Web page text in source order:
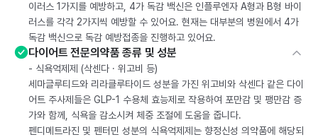
이러스 1가지를 예방하고, 4가 독감 백신은 인플루엔자 A형과 B형 바이
러스를 각각 2가지씩 예방할 수 있어요. 현재는 대부분의 병원에서 4가
독감 백신으로 독감 예방접종을 진행하고 있어요.
다이어트 전문의약품 종류 및 성분
- 식욕억제제 (삭센다 · 위고비 등)
세마글루티드와 리라클루타이드 성분을 가진 위고비와 삭센다 같은 다이
어트 주사제들은 GLP-1 수용체 효능제로 작용하여 포만감 및 팽만감 증
가와 함께, 식욕을 감소시켜 체중 조절에 도움을 줍니다.
펜디메트라진 및 펜터민 성분의 식욕억제제는 향정신성 의약품에 해당되